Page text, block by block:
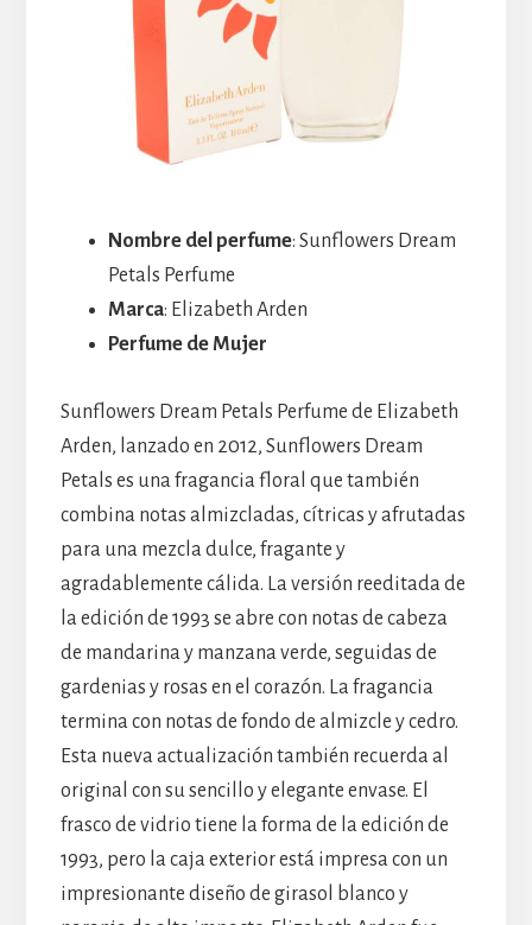
Nombre del perfume: Sunflowers Dream
Petals Perfume
Marca: Elizabeth Arden
Perfume de Mujer
Sunflowers Dream Petals Perfume de Elizabeth
Arden, lanzado en 2012, Sunflowers Dream
Petals es una fragancia floral que también
combina notas almizcladas, cítricas y afrutadas
para una mezcla dulce, fragante y
agradablemente cálida. La versión reeditada de
la edición de 1993 se abre con notas de cabeza
de mandarina y manzana verde, seguidas de
gardenias y rosas en el corazón. La fragancia
termina con notas de fondo de almizcle y cedro.
Esta nueva actualización también recuerda al
original con su sencillo y elegante envase. El
frasco de vidrio tiene la forma de la edición de
1993, pero la caja exterior está impresa con un
impresionante diseño de girasol blanco y